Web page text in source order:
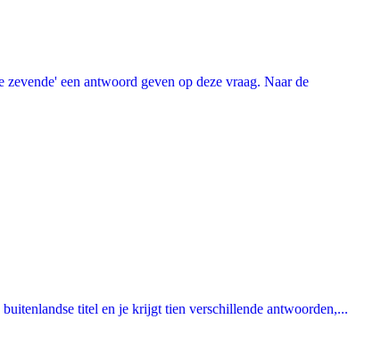
een antwoord geven op deze vraag. Naar de
titel en je krijgt tien verschillende antwoorden,...